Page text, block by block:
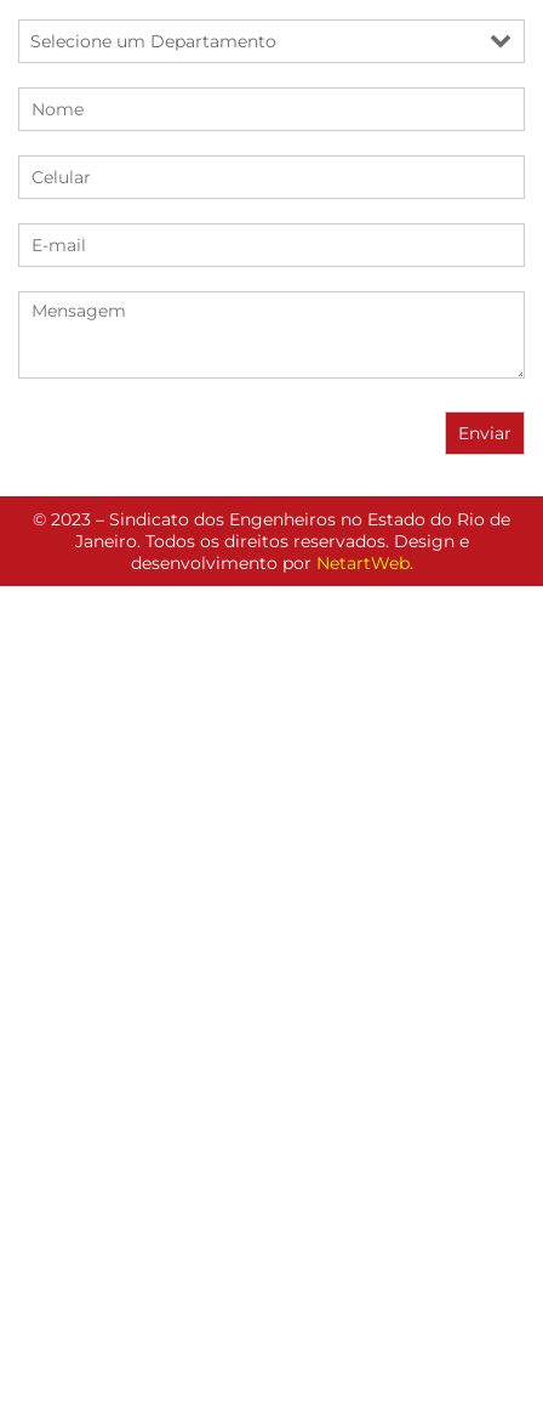
© 2023 – Sindicato dos Engenheiros no Estado do Rio de
Janeiro. Todos os direitos reservados. Design e
desenvolvimento por NetartWeb.